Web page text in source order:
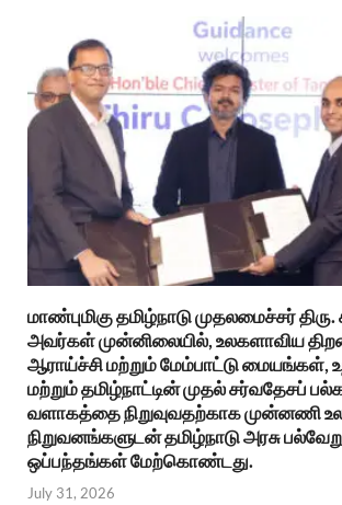
மாண்புமிகு தமிழ்நாடு முதலமைச்சர்
அவர்கள் முன்னிலையில், உலகளாவிய
ஆராய்ச்சி மற்றும் மேம்பாட்டு மையங்கள்,
மற்றும் தமிழ்நாட்டின் முதல் சர்வதேசப்
வளாகத்தை நிறுவுவதற்காக முன்னணி
நிறுவனங்களுடன் தமிழ்நாடு அரசு பல்வேறு
ஒப்பந்தங்கள் மேற்கொண்டது.
July 31, 2026